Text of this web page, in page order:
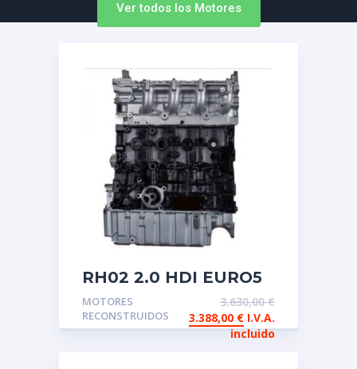
Ver todos los Motores
RH02 2.0 HDI EURO5
Motor reconstruido de
intercambio
MOTORES
RECONSTRUIDOS
3.630,00€
3.388,00 € I.V.A.
incluido